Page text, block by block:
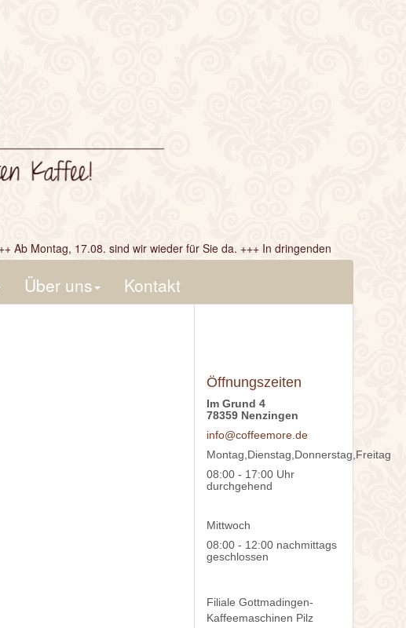
Ab Montag, 17.08. sind wir wieder für Sie da. +++ In dringenden
Über uns Kontakt
Öffnungszeiten
Im Grund 4
78359 Nenzingen
info@coffeemore.de
Montag,Dienstag,Donnerstag,Freitag
08:00 - 17:00 Uhr
durchgehend
Mittwoch
08:00 - 12:00 nachmittags
geschlossen
Filiale Gottmadingen-
Kaffeemaschinen Pilz